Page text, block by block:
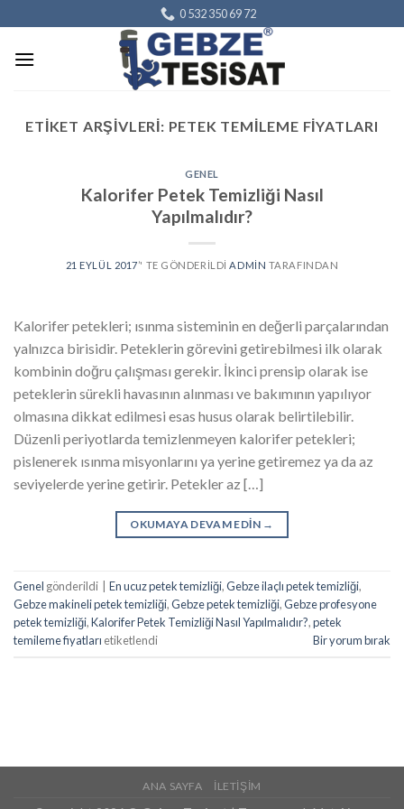
to
content
0 532 350 69 72
ETIKET ARŞIVLERI: PETEK TEMILEME FIYATLARI
GENEL
Kalorifer Petek Temizliği Nasıl
Yapılmalıdır?
21 EYLÜL 2017’' TE GÖNDERILDI ADMIN TARAFINDAN
Kalorifer petekleri; ısınma sisteminin en değerli parçalarından
yalnızca birisidir. Peteklerin görevini getirebilmesi ilk olarak
kombinin doğru çalışması gerekir. İkinci prensip olarak ise
peteklerin sürekli havasının alınması ve bakımının yapılıyor
olmasına dikkat edilmesi esas husus olarak belirtilebilir.
Düzenli periyotlarda temizlenmeyen kalorifer petekleri;
pislenerek ısınma misyonlarını ya yerine getiremez ya da az
seviyelerde yerine getirir. Petekler az […]
OKUMAYA DEVAM EDIN →
Genel gönderildi En ucuz petek temizliği,Gebze ilaçlı petek temizliği,
Gebze makineli petek temizliği,Gebze petek temizliği,Gebze profesyone
petek temizliği,Kalorifer Petek Temizliği Nasıl Yapılmalıdır?,petek
temileme fiyatları etiketlendi Bir yorum bırak
ANA SAYFA İLETIŞIM